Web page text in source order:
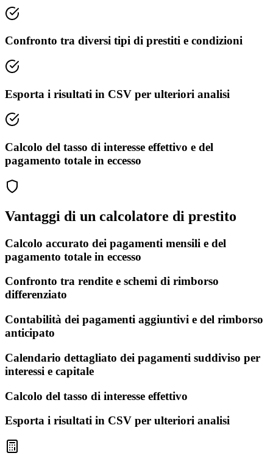
Confronto tra diversi tipi di prestiti e condizioni
Esporta i risultati in CSV per ulteriori analisi
Calcolo del tasso di interesse effettivo e del
pagamento totale in eccesso
Vantaggi di un calcolatore di prestito
Calcolo accurato dei pagamenti mensili e del
pagamento totale in eccesso
Confronto tra rendite e schemi di rimborso
differenziato
Contabilità dei pagamenti aggiuntivi e del rimborso
anticipato
Calendario dettagliato dei pagamenti suddiviso per
interessi e capitale
Calcolo del tasso di interesse effettivo
Esporta i risultati in CSV per ulteriori analisi